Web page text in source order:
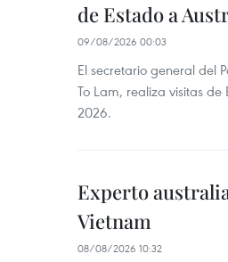
de Estado a
09/08/2026 00:03
El secretario general del
To Lam, realiza visitas
2026.
Experto
Vietnam
08/08/2026 10:32